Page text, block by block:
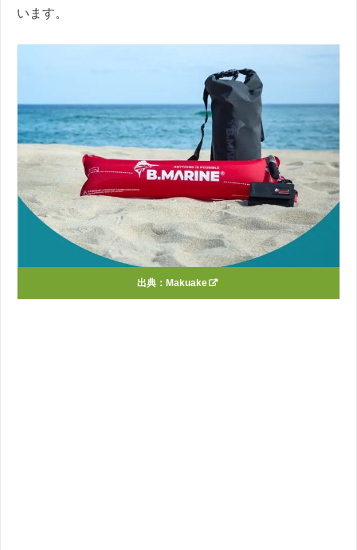
います。
出典： Makuake